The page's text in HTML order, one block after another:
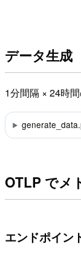
データ生成
1分間隔 × 24時
OTLP でメ
エンドポイン